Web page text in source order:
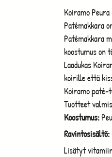
Koiramo
Patémakkara
Patémakkara
koostumus on
Laadukas
koirille että
Koiramo
Tuotteet
Koostumus:
Ravintosisältö:
Lisätyt